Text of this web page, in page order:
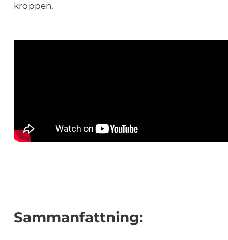
kroppen.
Sammanfattning: